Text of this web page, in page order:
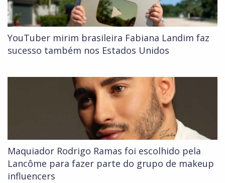
YouTuber mirim brasileira Fabiana Landim faz
sucesso também nos Estados Unidos
Maquiador Rodrigo Ramas foi escolhido pela
Lancôme para fazer parte do grupo de makeup
influencers